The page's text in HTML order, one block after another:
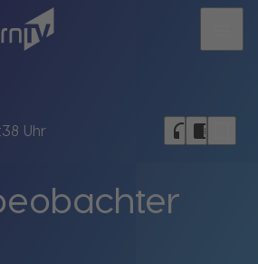
Uhr headphones chrome_reader_mode